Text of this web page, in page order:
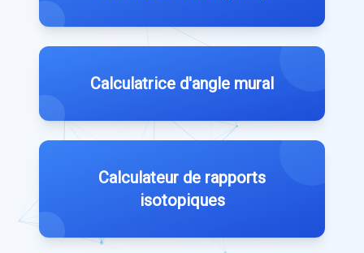
Calculatrice d'angle mural
Calculateur de rapports
isotopiques